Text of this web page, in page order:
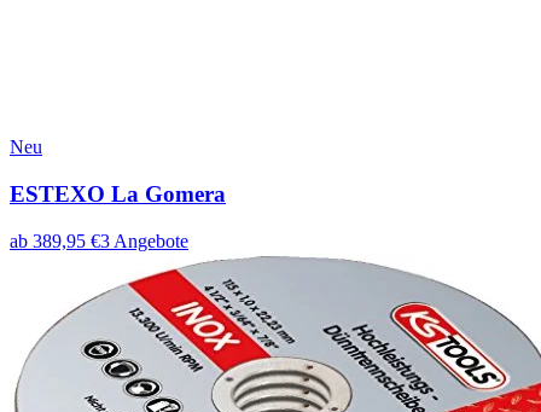
Neu
ESTEXO La Gomera
ab 389,95 €3 Angebote